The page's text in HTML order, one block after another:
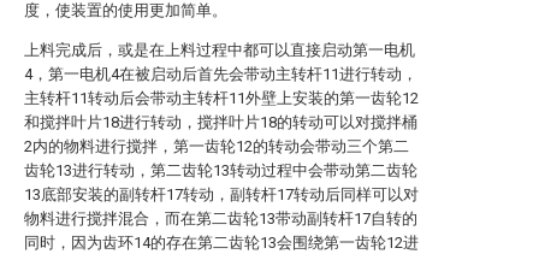
度，使装置的使用更加简单。
上料完成后，或是在上料过程中都可以直接启动第一电机
4，第一电机4在被启动后首先会带动主转杆11进行转动，
主转杆11转动后会带动主转杆11外壁上安装的第一齿轮12
和搅拌叶片18进行转动，搅拌叶片18的转动可以对搅拌桶
2内的物料进行搅拌，第一齿轮12的转动会带动三个第二
齿轮13进行转动，第二齿轮13转动过程中会带动第二齿轮
13底部安装的副转杆17转动，副转杆17转动后同样可以对
物料进行搅拌混合，而在第二齿轮13带动副转杆17自转的
同时，因为齿环14的存在第二齿轮13会围绕第一齿轮12进